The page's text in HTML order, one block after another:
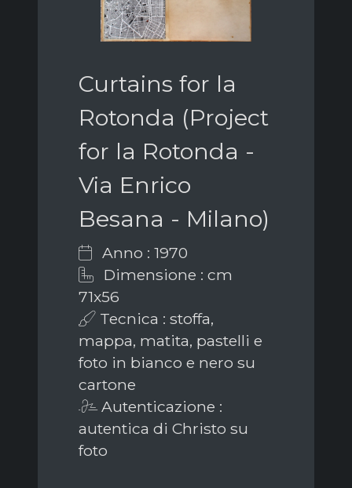
Curtains for la
Rotonda (Project
for la Rotonda -
Via Enrico
Besana - Milano)
Anno : 1970
Dimensione : cm
71x56
Tecnica : stoffa,
mappa, matita, pastelli e
foto in bianco e nero su
cartone
Autenticazione :
autentica di Christo su
foto